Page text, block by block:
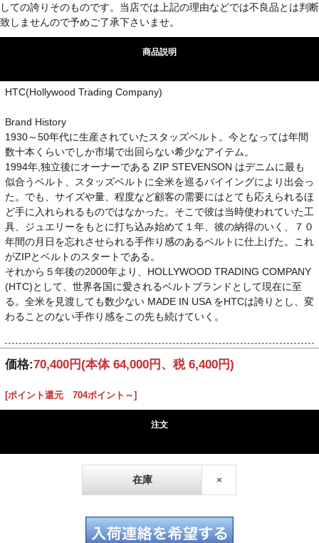
しての誇りそのものです。当店では上記の理由などでは不良品とは判断
致しませんので予めご了承下さいませ。
商品説明
HTC(Hollywood Trading Company)
Brand History
1930～50年代に生産されていたスタッズベルト。今となっては年間
数十本くらいでしか市場で出回らない希少なアイテム。
1994年,独立後にオーナーである ZIP STEVENSON はデニムに最も
似合うベルト、スタッズベルトに全米を巡るバイイングにより出会っ
た。でも、サイズや量、程度など顧客の需要にはとても応えられるほ
ど手に入れられるものではなかった。そこで彼は当時使われていた工
具、ジュエリーをもとに打ち込み始めて１年、彼の納得のいく、７０
年間の月日を忘れさせられる手作り感のあるベルトに仕上げた。これ
がZIPとベルトのスタートである。
それから５年後の2000年より、HOLLYWOOD TRADING COMPANY
(HTC)として、世界各国に愛されるベルトブランドとして現在に至
る。全米を見渡しても数少ない MADE IN USA をHTCは誇りとし、変
わることのない手作り感をこの先も続けていく。
価格:70,400円(本体 64,000円、税 6,400円)
[ポイント還元 704ポイント～]
注文
在庫 ×